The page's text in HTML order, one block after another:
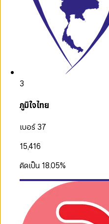
3
ภูมิใจไทย
เบอร์ 37
15,416
คิดเป็น 18.05%